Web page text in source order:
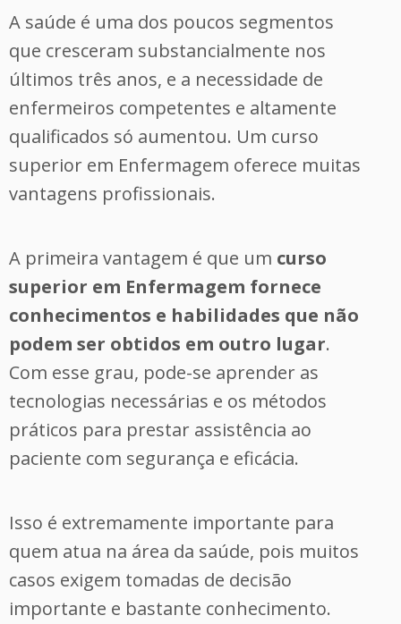
A saúde é uma dos poucos segmentos
que cresceram substancialmente nos
últimos três anos, e a necessidade de
enfermeiros competentes e altamente
qualificados só aumentou. Um curso
superior em Enfermagem oferece muitas
vantagens profissionais.
A primeira vantagem é que um curso
superior em Enfermagem fornece
conhecimentos e habilidades que não
podem ser obtidos em outro lugar.
Com esse grau, pode-se aprender as
tecnologias necessárias e os métodos
práticos para prestar assistência ao
paciente com segurança e eficácia.
Isso é extremamente importante para
quem atua na área da saúde, pois muitos
casos exigem tomadas de decisão
importante e bastante conhecimento.